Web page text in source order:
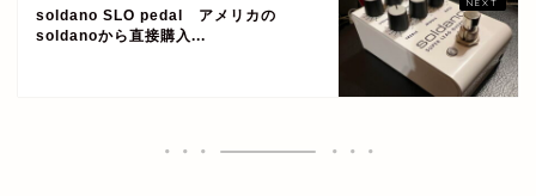
soldano SLO pedal アメリカの
soldanoから直接購入...